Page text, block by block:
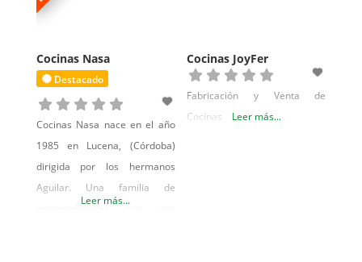
Cocinas Nasa
Destacado
Cocinas Nasa nace en el año
1985 en Lucena, (Córdoba)
dirigida por los hermanos
Aguilar. Una familia de
emprendedores con una
Leer más...
Cocinas JoyFer
Fabricación y Venta de
Cocinas
Leer más...